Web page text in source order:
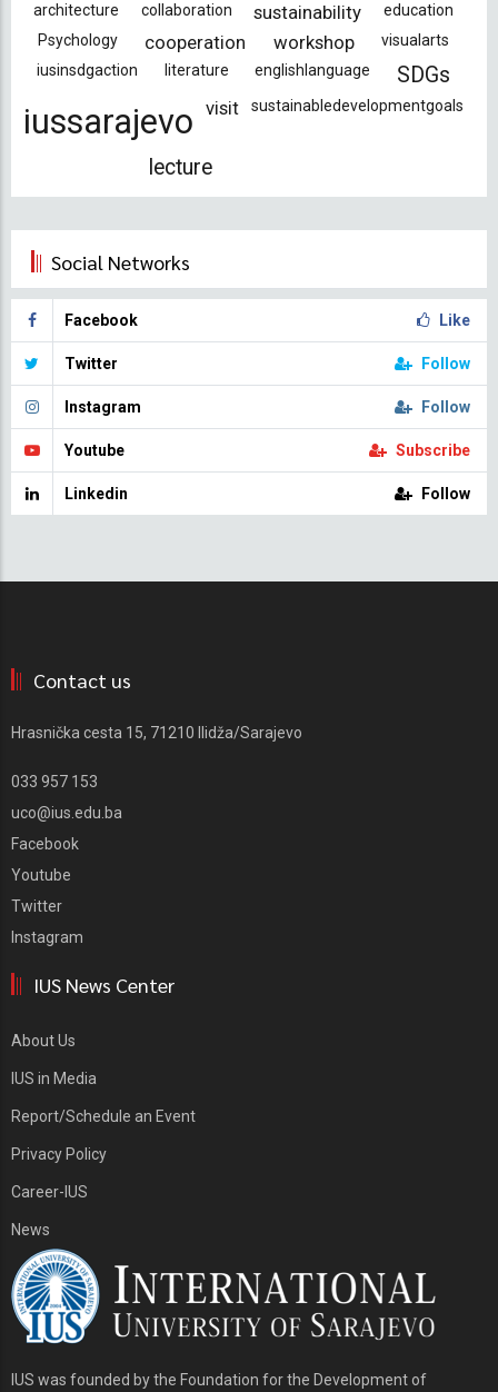
architecture
collaboration sustainability
education
Psychology
cooperation workshop
visualarts
iusinsdgaction
literature englishlanguage SDGs
iussarajevo visit sustainabledevelopmentgoals
lecture
Social Networks
Facebook Like
Twitter Follow
Instagram Follow
Youtube Subscribe
Linkedin Follow
Contact us
Hrasnička cesta 15, 71210 Ilidža/Sarajevo
033 957 153
uco@ius.edu.ba
Facebook
Youtube
Twitter
Instagram
IUS News Center
About Us
IUS in Media
Report/Schedule an Event
Privacy Policy
Career-IUS
News
IUS was founded by the Foundation for the Development of